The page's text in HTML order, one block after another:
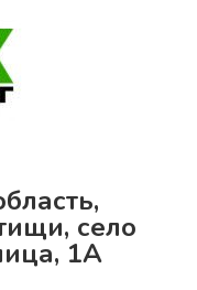
село
1А